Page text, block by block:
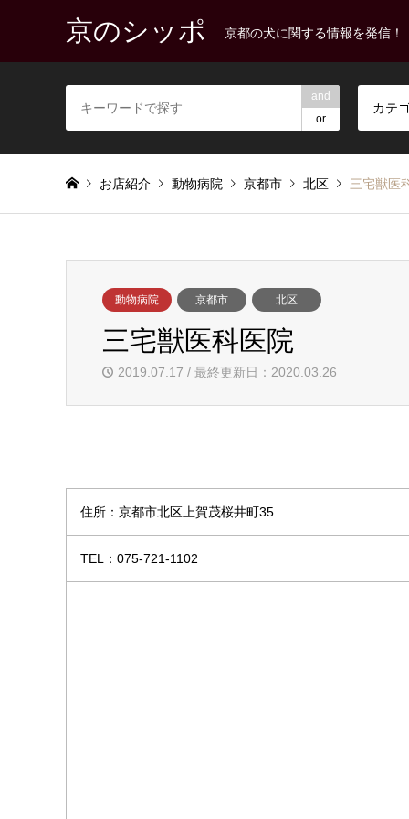
京のシッポ 京都の犬に関する情報を発信！
and
or
カテ
お店紹介 動物病院 京都市 北区 三宅獣医
動物病院 京都市 北区
三宅獣医科医院
2019.07.17 / 最終更新日：2020.03.26
住所：京都市北区上賀茂桜井町35
TEL：075-721-1102